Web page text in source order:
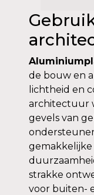
de bouw en
lichtheid en
architectuur
gevels van
strakke
voor buiten-